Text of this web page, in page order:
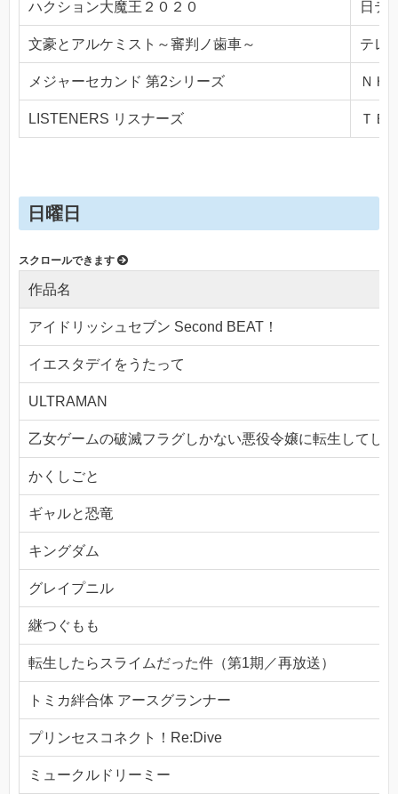
ハクション大魔王２０２０ 日テ
文豪とアルケミスト～審判ノ歯車～ テレ
メジャーセカンド 第2シリーズ ＮＨ
LISTENERS リスナーズ ＴＢ
日曜日
作品名
アイドリッシュセブン Second BEAT！
イエスタデイをうたって
ULTRAMAN
乙女ゲームの破滅フラグしかない悪役令嬢に転生してし
かくしごと
ギャルと恐竜
キングダム
グレイプニル
継つぐもも
転生したらスライムだった件（第1期／再放送）
トミカ絆合体 アースグランナー
プリンセスコネクト！Re:Dive
ミュークルドリーミー